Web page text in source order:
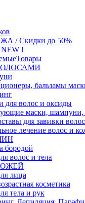
/ Скидки до 50%
!
бальзамы
для волос и оксиды
маски, шампуни,
для завивки волос
лечение волос и
бородой
волос и тела
лица
косметика
тела и рук